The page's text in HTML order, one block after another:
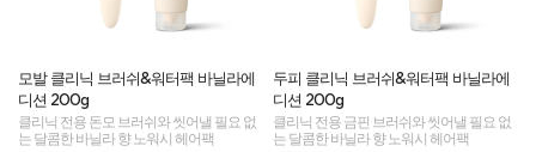
모발 클리닉 브러쉬&워터팩 바닐라에
디션 200g
클리닉 전용 돈모 브러쉬와 씻어낼 필요 없
는 달콤한 바닐라 향 노워시 헤어팩
두피 클리닉 브러쉬&워터팩 바닐라에
디션 200g
클리닉 전용 금핀 브러쉬와 씻어낼 필요 없
는 달콤한 바닐라 향 노워시 헤어팩